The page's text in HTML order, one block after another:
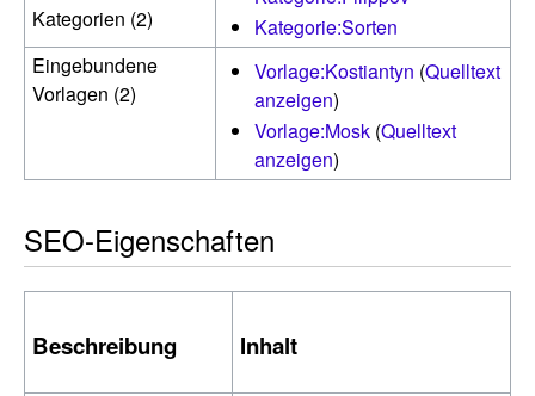
Kategorien (2)
Kategorie:Sorten
Eingebundene
Vorlagen (2)
Vorlage:Kostiantyn (Quelltext
anzeigen)
Vorlage:Mosk(Quelltext
anzeigen)
SEO-Eigenschaften
Beschreibung Inhalt